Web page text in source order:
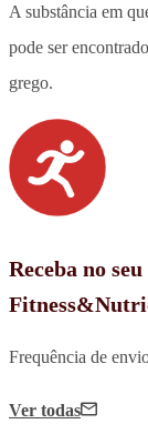
A substância em
pode ser
grego.
Receba no
Frequência de
Ver todas